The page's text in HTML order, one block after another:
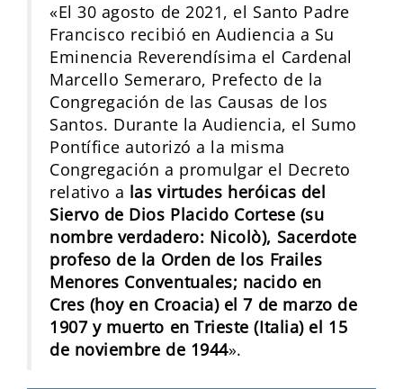
«El 30 agosto de 2021, el Santo Padre
Francisco recibió en Audiencia a Su
Eminencia Reverendísima el Cardenal
Marcello Semeraro, Prefecto de la
Congregación de las Causas de los
Santos. Durante la Audiencia, el Sumo
Pontífice autorizó a la misma
Congregación a promulgar el Decreto
relativo a las virtudes heróicas del
Siervo de Dios Placido Cortese (su
nombre verdadero: Nicolò), Sacerdote
profeso de la Orden de los Frailes
Menores Conventuales; nacido en
Cres (hoy en Croacia) el 7 de marzo de
1907 y muerto en Trieste (Italia) el 15
de noviembre de 1944».